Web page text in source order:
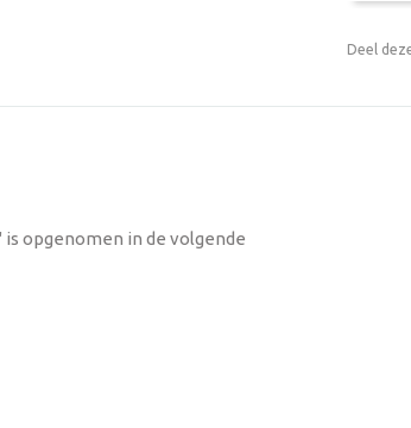
Deel
opgenomen in de volgende